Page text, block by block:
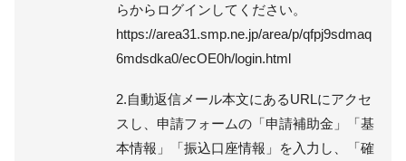
らからログインしてください。
https://area31.smp.ne.jp/area/p/qfpj9sdmaq
6mdsdka0/ecOE0h/login.html
2.自動返信メール本文にあるURLにアクセ
スし、申請フォームの「申請補助金」「基
本情報」「振込口座情報」を入力し、「確